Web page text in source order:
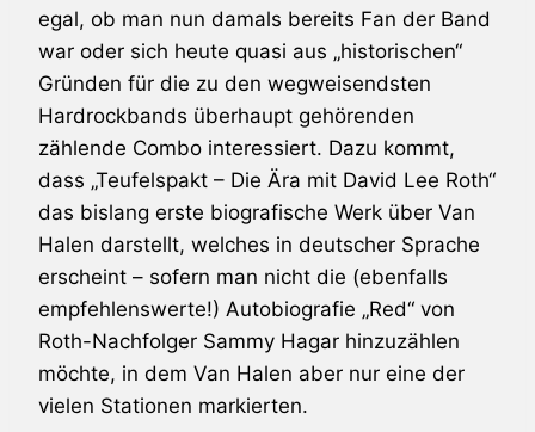
egal, ob man nun damals bereits Fan der Band
war oder sich heute quasi aus „historischen“
Gründen für die zu den wegweisendsten
Hardrockbands überhaupt gehörenden
zählende Combo interessiert. Dazu kommt,
dass „Teufelspakt – Die Ära mit David Lee Roth“
das bislang erste biografische Werk über Van
Halen darstellt, welches in deutscher Sprache
erscheint – sofern man nicht die (ebenfalls
empfehlenswerte!) Autobiografie „Red“ von
Roth-Nachfolger Sammy Hagar hinzuzählen
möchte, in dem Van Halen aber nur eine der
vielen Stationen markierten.